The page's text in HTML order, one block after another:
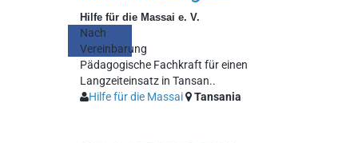
Hilfe für die Massai e. V.
Nach
Vereinbarung
Pädagogische Fachkraft für einen
Langzeiteinsatz in Tansan..
Hilfe für die Massai
Tansania